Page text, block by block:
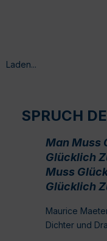
Laden...
SPRUCH
Man Muss
Glücklich
Muss
Glücklich
Maurice
Dichter und